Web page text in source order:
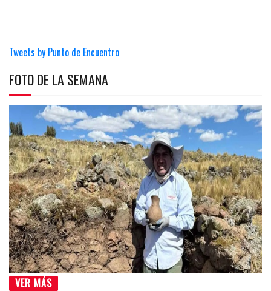
Tweets by Punto de Encuentro
FOTO DE LA SEMANA
VER MÁS